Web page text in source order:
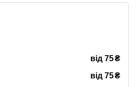
від 75₴
від 75₴